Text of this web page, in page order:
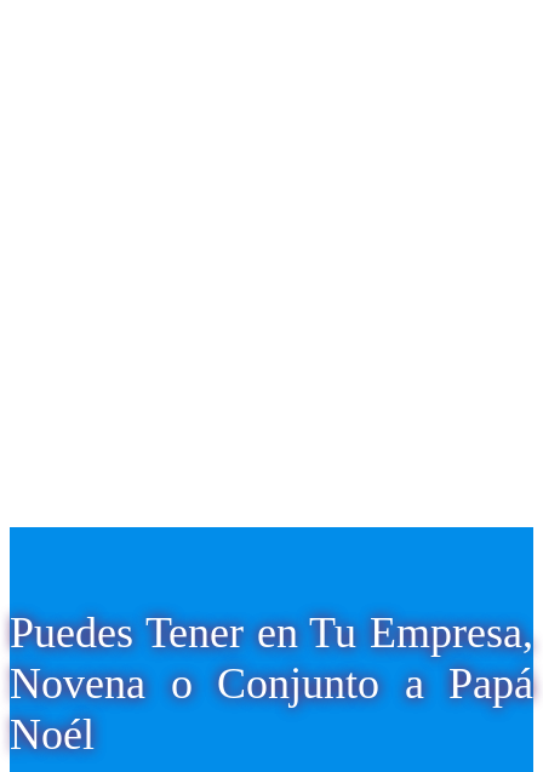
Puedes Tener en Tu Empresa,
Novena o Conjunto a Papá
Noél